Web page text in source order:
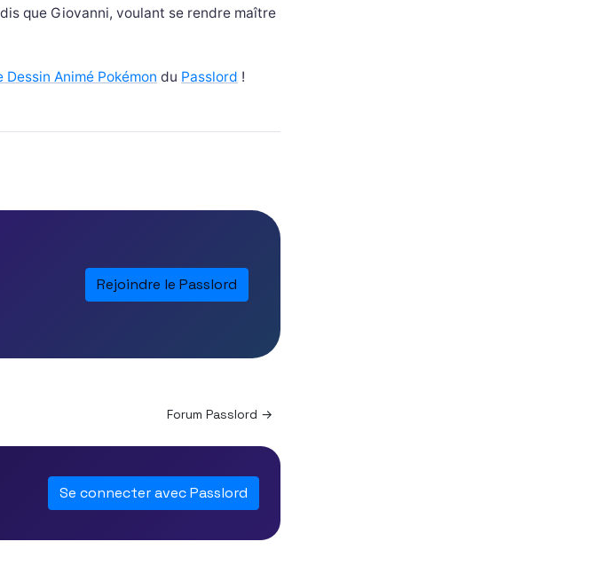
que Giovanni, voulant se rendre maître
Dessin Animé Pokémon du Passlord !
Rejoindre le Passlord
Forum Passlord →
Se connecter avec Passlord